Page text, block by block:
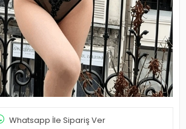
Whatsapp İle Sipariş Ver